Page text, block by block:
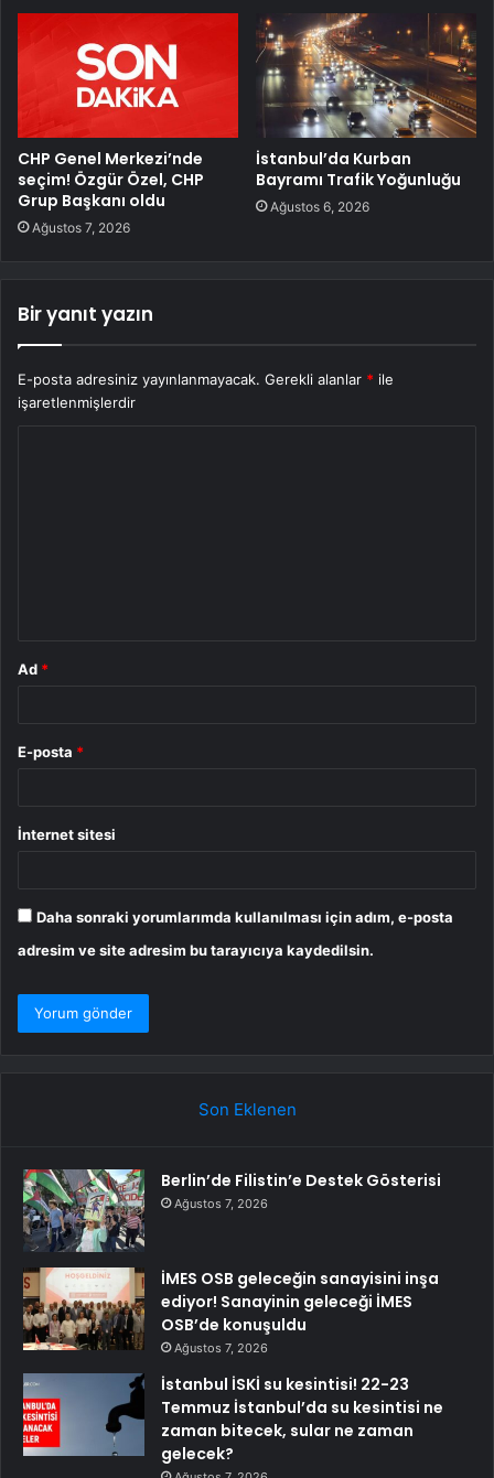
CHP Genel Merkezi’nde
seçim! Özgür Özel, CHP
Grup Başkanı oldu
Ağustos 7, 2026
İstanbul’da Kurban
Bayramı Trafik Yoğunluğu
Ağustos 6, 2026
Bir yanıt yazın
E-posta adresiniz yayınlanmayacak. Gerekli alanlar * ile
işaretlenmişlerdir
Ad *
E-posta *
İnternet sitesi
Daha sonraki yorumlarımda kullanılması için adım, e-posta
adresim ve site adresim bu tarayıcıya kaydedilsin.
Son Eklenen
Berlin’de Filistin’e Destek Gösterisi
Ağustos 7, 2026
İMES OSB geleceğin sanayisini inşa
ediyor! Sanayinin geleceği İMES
OSB’de konuşuldu
Ağustos 7, 2026
İstanbul İSKİ su kesintisi! 22-23
Temmuz İstanbul’da su kesintisi ne
zaman bitecek, sular ne zaman
gelecek?